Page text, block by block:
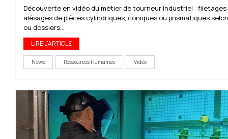
Découverte en vidéo du métier de tourneur industriel :
alésages de pièces cylindriques, coniques ou prismatiques
ou dossiers...
LIRE L'ARTICLE
News Ressources Humaines Vidéo